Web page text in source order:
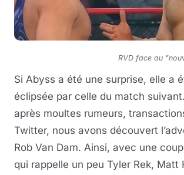
RVD face au
Si Abyss a été une surprise, elle a
éclipsée par celle du match
après moultes rumeurs,
Twitter, nous avons découvert
Rob Van Dam. Ainsi, avec une
qui rappelle un peu Tyler Rek, Matt